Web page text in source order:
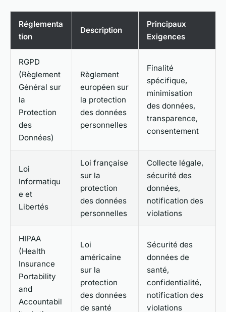
Réglementa
tion
Description
Principaux
Exigences
RGPD
(Règlement
Général sur
la
Protection
des
Données)
Règlement
européen sur
la protection
des données
personnelles
Finalité
spécifique,
minimisation
des données,
transparence,
consentement
Loi
Informatiqu
e et
Libertés
Loi française
sur la
protection
des données
personnelles
Collecte légale,
sécurité des
données,
notification des
violations
HIPAA
(Health
Insurance
Portability
and
Accountabil
Loi
américaine
sur la
protection
des données
de santé
Sécurité des
données de
santé,
confidentialité,
notification des
violations